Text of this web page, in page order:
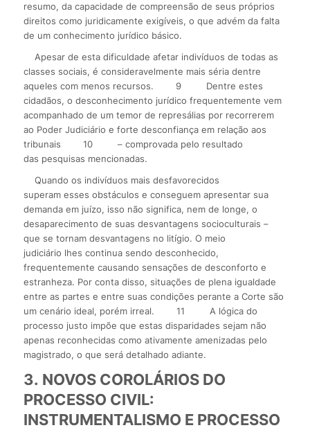
resumo, da capacidade de compreensão de seus próprios
direitos como juridicamente exigíveis, o que advém da falta
de um conhecimento jurídico básico.
Apesar de esta dificuldade afetar indivíduos de todas as
classes sociais, é consideravelmente mais séria dentre
aqueles com menos recursos.
9
Dentre estes
cidadãos, o desconhecimento jurídico frequentemente vem
acompanhado de um temor de represálias por recorrerem
ao Poder Judiciário e forte desconfiança em relação aos
tribunais
10
– comprovada pelo resultado
das pesquisas mencionadas.
Quando os indivíduos mais desfavorecidos
superam esses obstáculos e conseguem apresentar sua
demanda em juízo, isso não significa, nem de longe, o
desaparecimento de suas desvantagens socioculturais –
que se tornam desvantagens no litígio. O meio
judiciário lhes continua sendo desconhecido,
frequentemente causando sensações de desconforto e
estranheza. Por conta disso, situações de plena igualdade
entre as partes e entre suas condições perante a Corte são
um cenário ideal, porém irreal.
11
A lógica do
processo justo impõe que estas disparidades sejam não
apenas reconhecidas como ativamente amenizadas pelo
magistrado, o que será detalhado adiante.
3. NOVOS COROLÁRIOS DO
PROCESSO CIVIL:
INSTRUMENTALISMO E PROCESSO